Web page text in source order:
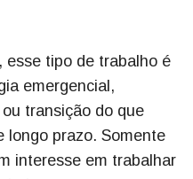
esse tipo de trabalho é
emergencial,
transição do que
longo prazo. Somente
interesse em trabalhar